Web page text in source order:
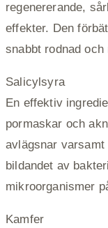
regenererande,
effekter. Den
snabbt rodnad
Salicylsyra
En effektiv
pormaskar och
avlägsnar varsamt
bildandet av
mikroorganismer
Kamfer